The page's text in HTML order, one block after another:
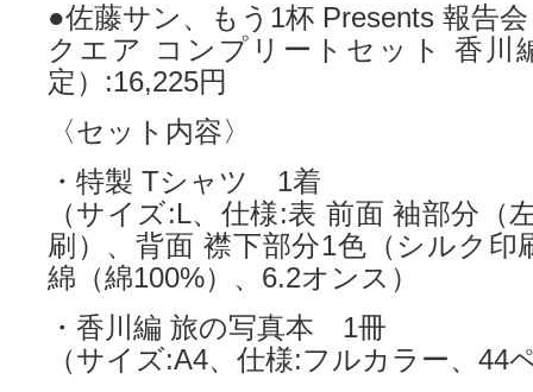
●佐藤サン、もう1杯 Presents 報告
クエア コンプリートセット 香
定）:16,225円
〈セット内容〉
・特製 Tシャツ 1着
（サイズ:L、仕様:表 前面 袖部分（
刷）、背面 襟下部分1色（シルク印
綿（綿100%）、6.2オンス）
・香川編 旅の写真本 1冊
（サイズ:A4、仕様:フルカラー、44